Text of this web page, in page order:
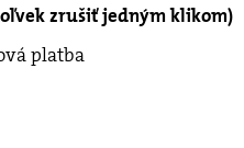
zrušiť jedným klikom)
platba